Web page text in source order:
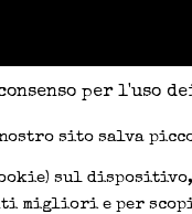
per l'uso
sito salva
sul
migliori e per